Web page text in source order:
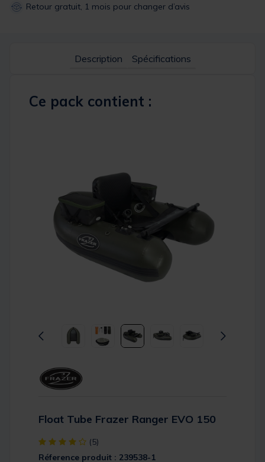
Retour gratuit, 1 mois pour changer d’avis
Description Spécifications
Ce pack contient :
Float Tube Frazer Ranger EVO 150
[object Object] out of 5 Customer Rating
(5)
Réference produit : 239538-1